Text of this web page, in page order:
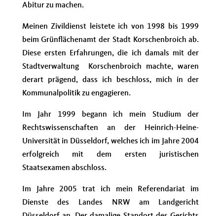
Abitur zu machen.
Meinen Zivildienst leistete ich von 1998 bis 1999
beim Grünflächenamt der Stadt Korschenbroich ab.
Diese ersten Erfahrungen, die ich damals mit der
Stadtverwaltung
Korschenbroich machte, waren
derart prägend, dass ich beschloss, mich in der
Kommunalpolitik zu engagieren.
Im Jahr 1999 begann ich mein Studium der
Rechtswissenschaften an der Heinrich-Heine-
Universität in Düsseldorf, welches ich im Jahre 2004
erfolgreich mit dem ersten juristischen
Staatsexamen abschloss.
Im Jahre 2005 trat ich mein Referendariat im
Dienste des Landes NRW am Landgericht